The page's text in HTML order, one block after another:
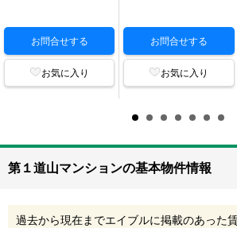
お問合せする
お気に入り
お問合せする
お気に入り
第１道山マンションの基本物件情報
過去から現在までエイブルに掲載のあった